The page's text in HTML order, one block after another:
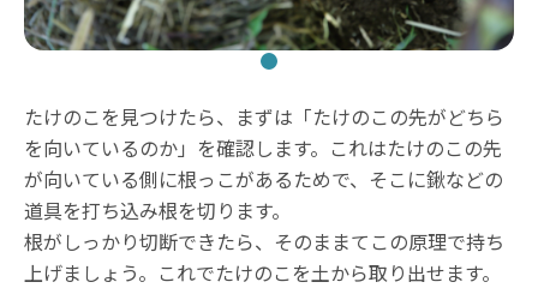
たけのこを見つけたら、まずは「たけのこの先がどちら
を向いているのか」を確認します。これはたけのこの先
が向いている側に根っこがあるためで、そこに鍬などの
道具を打ち込み根を切ります。
根がしっかり切断できたら、そのままてこの原理で持ち
上げましょう。これでたけのこを土から取り出せます。